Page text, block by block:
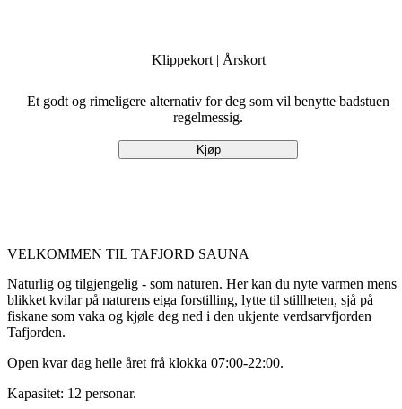
Klippekort | Årskort
Et godt og rimeligere alternativ for deg som vil benytte badstuen
regelmessig.
Kjøp
VELKOMMEN TIL TAFJORD SAUNA
Naturlig og tilgjengelig - som naturen. Her kan du nyte varmen mens
blikket kvilar på naturens eiga forstilling, lytte til stillheten, sjå på
fiskane som vaka og kjøle deg ned i den ukjente verdsarvfjorden
Tafjorden.
Open kvar dag heile året frå klokka 07:00-22:00.
Kapasitet: 12 personar.